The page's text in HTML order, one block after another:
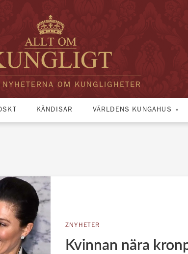
NYHETERNA OM KUNGLIGHETER
KÄNDISAR VÄRLDENS KUNGAHUS
ZNYHETER
Kvinnan nära